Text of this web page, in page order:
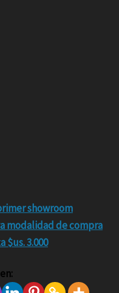
showroom
modalidad de compra
$us. 3.000